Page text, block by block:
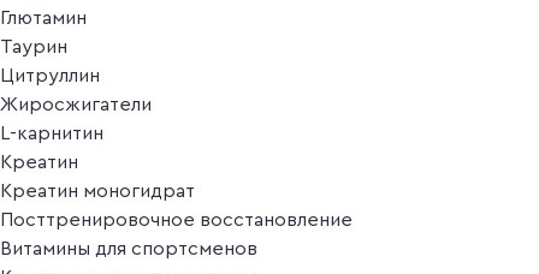
Глютамин
Таурин
Цитруллин
Жиросжигатели
L-карнитин
Креатин
Креатин моногидрат
Посттренировочное восстановление
Витамины для спортсменов